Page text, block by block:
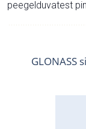
peegelduvatest
GLONASS